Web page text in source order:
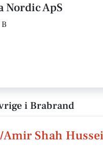
Nordic ApS
i Brabrand
Amir Shah